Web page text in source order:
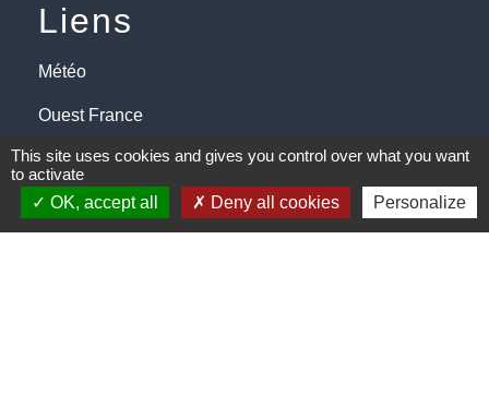
Liens
Météo
Ouest France
Télégramme
This site uses cookies and gives you control over what you want
to activate
OK, accept all
Deny all cookies Personalize